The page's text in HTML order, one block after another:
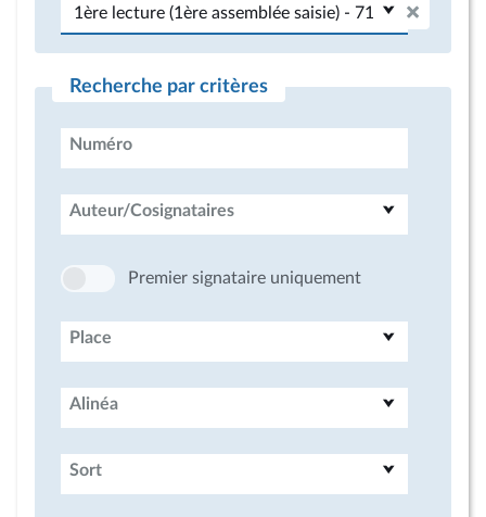
Recherche par critères
Numéro
Auteur/Cosignataires
Premier signataire uniquement
Place
Alinéa
Sort